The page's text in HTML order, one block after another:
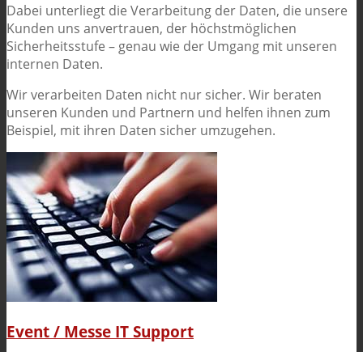
Dabei unterliegt die Verarbeitung der Daten, die unsere
Kunden uns anvertrauen, der höchstmöglichen
Sicherheitsstufe – genau wie der Umgang mit unseren
internen Daten.
Wir verarbeiten Daten nicht nur sicher. Wir beraten
unseren Kunden und Partnern und helfen ihnen zum
Beispiel, mit ihren Daten sicher umzugehen.
Event / Messe IT Support